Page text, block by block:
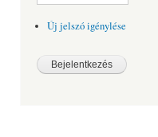
Új jelszó igénylése